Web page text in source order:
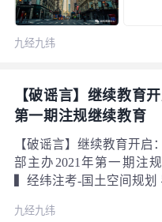
的变化所产生的影响，并
规划。城市规划通常包括
在一些大中城市，总体规
九经九纬
【破谣言】继续教育
第一期注规继续教育
【破谣言】继续教育开启
部主办2021年第一期注
▍经纬注考-国土空间规划
九经九纬